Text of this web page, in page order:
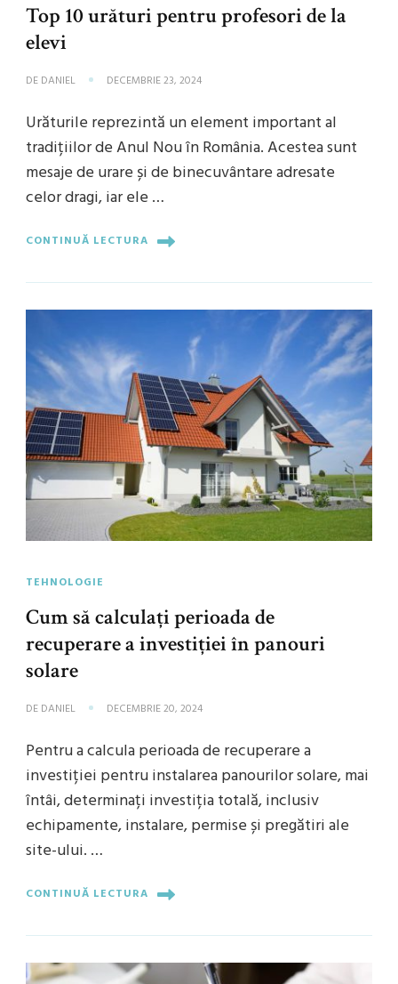
Top 10 urături pentru profesori de la
elevi
DE DANIEL DECEMBRIE 23, 2024
Urăturile reprezintă un element important al
tradițiilor de Anul Nou în România. Acestea sunt
mesaje de urare și de binecuvântare adresate
celor dragi, iar ele …
CONTINUĂ LECTURA
TEHNOLOGIE
Cum să calculați perioada de
recuperare a investiției în panouri
solare
DE DANIEL DECEMBRIE 20, 2024
Pentru a calcula perioada de recuperare a
investiției pentru instalarea panourilor solare, mai
întâi, determinați investiția totală, inclusiv
echipamente, instalare, permise și pregătiri ale
site-ului. …
CONTINUĂ LECTURA